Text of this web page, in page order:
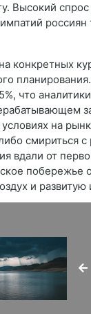
Высокий
россиян
конкретных
что
на
смириться
вдали от
побережье
и